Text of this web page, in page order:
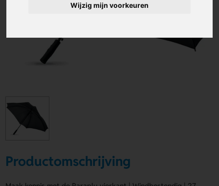
Wijzig mijn voorkeuren
Productomschrijving